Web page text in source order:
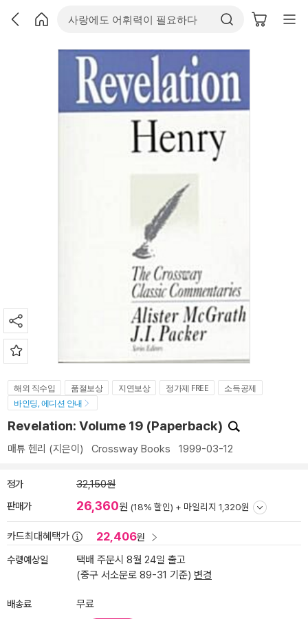
해외 직수입 품절보상 지연보상 정가제 FREE
소득공제
바인딩, 에디션 안내
Revelation: Volume 19 (Paperback)
매튜 헨리 (지은이) Crossway Books 1999-03-12
정가 32,150원
판매가 26,360원 (18% 할인) + 마일리지 1,320원
카드최대혜택가 22,406원
수령예상일
택배 주문시 8월 24일 출고
(중구 서소문로 89-31 기준) 변경
배송료
무료